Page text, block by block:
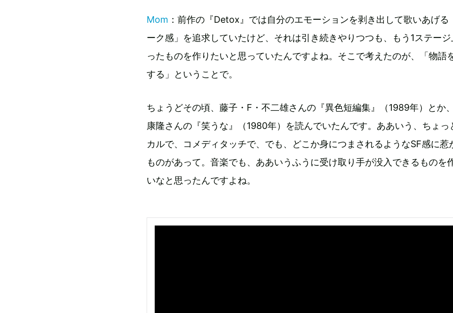
Mom ：前作の『Detox』では自分のエモーションを剥き出して歌いあげる
ーク感」を追求していたけど、それは引き続きやりつつも、もう1ステー
ったものを作りたいと思っていたんですよね。そこで考えたのが、「物語
する」ということで。
ちょうどその頃、藤子・F・不二雄さんの『異色短編集』（1989年）とか
康隆さんの『笑うな』（1980年）を読んでいたんです。ああいう、ちょっ
カルで、コメディタッチで、でも、どこか身につまされるようなSF感に惹
ものがあって。音楽でも、ああいうふうに受け取り手が没入できるものを
いなと思ったんですよね。